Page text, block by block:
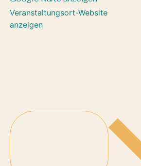
Veranstaltungsort-Website
anzeigen